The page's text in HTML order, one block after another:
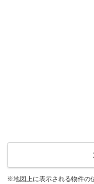
※地図上に表示される物件の